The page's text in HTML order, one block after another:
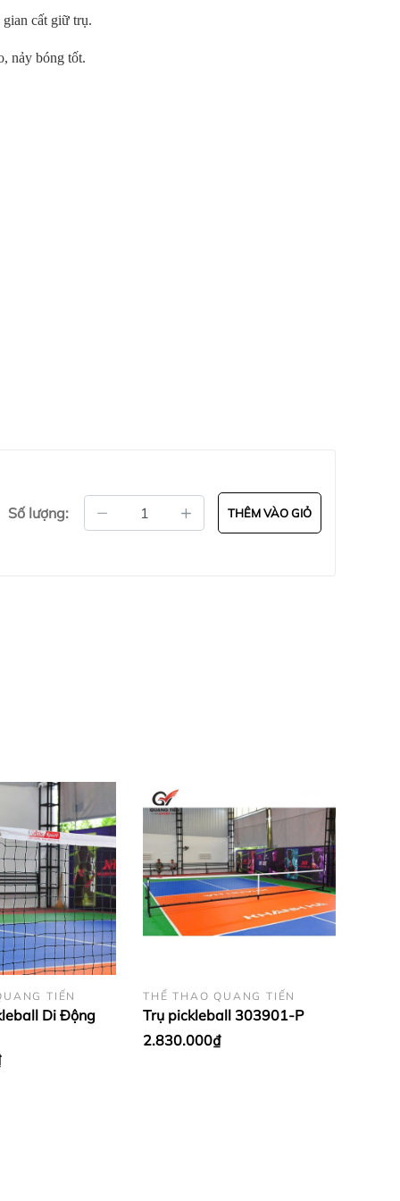
cất giữ trụ.
nảy bóng tốt.
tăng chiều cao đáng kể. Hiện nay môn thể
viên được tốt hơn.
khéo léo, sức mạnh, sức bật và sức bền... Khi
người bạn sẽ luôn khoẻ mạnh và phản ứng
Số lượng: THÊM VÀO GIỎ
TIẾN
Di Động
THỂ THAO QUANG TIẾN
Trụ pickleball 303901-P
2.830.000₫